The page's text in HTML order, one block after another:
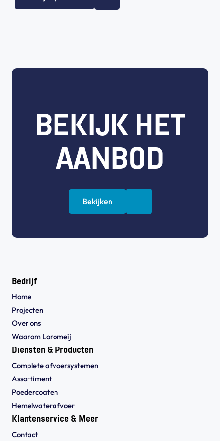
BEKIJK HET
AANBOD
Bekijken
Bedrijf
Home
Projecten
Over ons
Waarom Loromeij
Diensten & Producten
Complete afvoersystemen
Assortiment
Poedercoaten
Hemelwaterafvoer
Klantenservice & Meer
Contact